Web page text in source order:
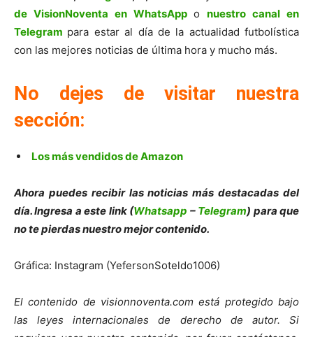
de VisionNoventa en WhatsApponuestro canal en
Telegram para estar al día de la actualidad futbolística
con las mejores noticias de última hora y mucho más.
No dejes de visitar nuestra
sección:
Los más vendidos de Amazon
Ahora puedes recibir las noticias más destacadas del
día. Ingresa a este link (Whatsapp – Telegram) para que
no te pierdas nuestro mejor contenido.
Gráfica: Instagram (YefersonSoteldo1006)
El contenido de visionnoventa.com está protegido bajo
las leyes internacionales de derecho de autor. Si